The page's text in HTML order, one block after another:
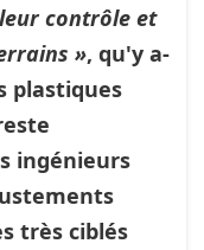
contrôle et
», qu'y a-
plastiques
ingénieurs
très ciblés